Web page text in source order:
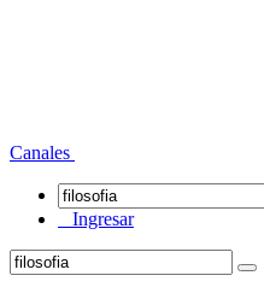
Canales
Ingresar